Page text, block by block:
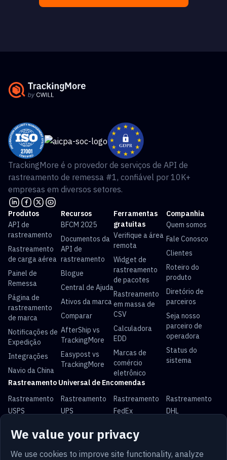
We value your privacy
We use cookies to improve site functionality, analyze
TrackingMore é o provedor de serviços de API de
rastreamento de remessa #1, confiável por 10K+
empresas em diversos setores.
Produtos
API de
rastreamento
Rastreamento
de carga aérea
Painel de
Remessa
Página de
rastreamento
de marca
Notificações de
Expedição
Integrações
Navio da China
Recursos
BFCM 2025
Documentos da
API de
rastreamento
Blogue
Central de Ajuda
Ativos da marca
Comparar
AfterShip vs
TrackingMore
Easypost vs
TrackingMore
Ferramentas
gratuitas
Verifique a área
remota
Widget de
rastreamento
de pacotes
Rastreamento
em massa de
CSV
Calculadora
EDD
Marcas de
comércio
eletrônico
Companhia
Quem somos
Fale Conosco
Clientes
Roteiro do
produto
Diretório de
parceiros
Seja nosso
parceiro de
operadora
Status do
sistema
Rastreamento Universal de Encomendas
Rastreamento
USPS
Rastreamento
UPS
Rastreamento
FedEx
Rastreamento
DHL
China Post
Royal Mail
Yun Express